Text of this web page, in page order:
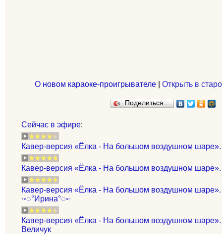
О новом караоке-проигрывателе| Открыть в
Поделиться…
Сейчас в эфире:
Кавер-версия «Ёлка - На большом воздушном
Кавер-версия «Ёлка - На большом воздушном шаре».
Кавер-версия «Ёлка - На большом воздушном шаре».
∙◦◌°Ирина°◌◦∙
Кавер-версия «Ёлка - На большом воздушном
Величук